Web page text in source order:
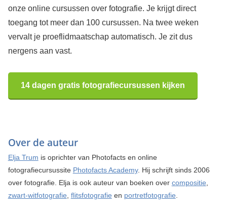
onze online cursussen over fotografie. Je krijgt direct
toegang tot meer dan 100 cursussen. Na twee weken
vervalt je proeflidmaatschap automatisch. Je zit dus
nergens aan vast.
14 dagen gratis fotografiecursussen kijken
Over de auteur
Elja Trum is oprichter van Photofacts en online
fotografiecursussite Photofacts Academy. Hij schrijft sinds 2006
over fotografie. Elja is ook auteur van boeken over compositie,
zwart-witfotografie, flitsfotografie en portretfotografie.